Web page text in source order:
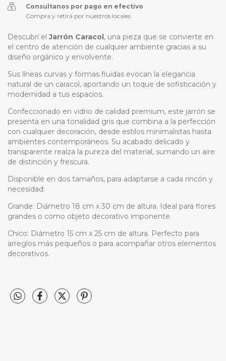
Consultanos por pago en efectivo
Compra y retirá por nuestros locales
Descubrí elJarrón Caracol, una pieza que se convierte en
el centro de atención de cualquier ambiente gracias a su
diseño orgánico y envolvente.
Sus líneas curvas y formas fluidas evocan la elegancia
natural de un caracol, aportando un toque de sofisticación y
modernidad a tus espacios.
Confeccionado en vidrio de calidad premium, este jarrón se
presenta en una tonalidad gris que combina a la perfección
con cualquier decoración, desde estilos minimalistas hasta
ambientes contemporáneos. Su acabado delicado y
transparente realza la pureza del material, sumando un aire
de distinción y frescura.
Disponible en dos tamaños, para adaptarse a cada rincón y
necesidad:
Grande: Diámetro 18 cm x 30 cm de altura. Ideal para flores
grandes o como objeto decorativo imponente.
Chico: Diámetro 15 cm x 25 cm de altura. Perfecto para
arreglos más pequeños o para acompañar otros elementos
decorativos.